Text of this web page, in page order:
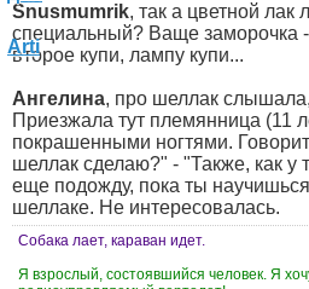
Snusmumrik, так а цветной лак
специальный? Ваще заморочка
второе купи, лампу купи...
Ангелина, про шеллак слышала,
Приезжала тут племянница (11
покрашенными ногтями.
шеллак сделаю?" - "Также, как у
еще подожду, пока ты
шеллаке. Не интересовалась.
Собака лает, караван идет.
Я взрослый, состоявшийся человек. Я